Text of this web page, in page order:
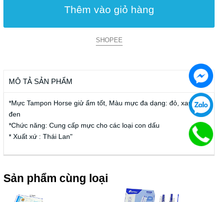
Thêm vào giỏ hàng
SHOPEE
MÔ TẢ SẢN PHẨM
*Mực Tampon Horse giử ẩm tốt, Màu mực đa dạng: đỏ, xanh,
đen
*Chức năng: Cung cấp mực cho các loại con dấu
* Xuất xứ : Thái Lan"
Sản phẩm cùng loại